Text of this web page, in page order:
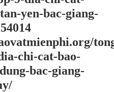
yen-bac-giang-
chi-cat-bao-
bac-giang-